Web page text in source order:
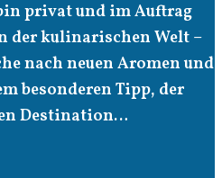
privat und im Auftrag
der kulinarischen Welt –
nach neuen Aromen und
besonderen Tipp, der
Destination…